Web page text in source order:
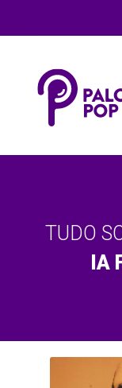
TUDO
IA